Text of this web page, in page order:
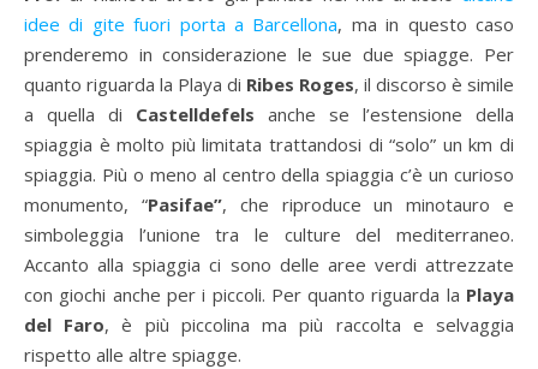
idee di gite fuori porta a Barcellona, ma in questo caso
prenderemo in considerazione le sue due spiagge. Per
quanto riguarda la Playa di Ribes Roges, il discorso è simile
a quella di Castelldefels anche se l’estensione della
spiaggia è molto più limitata trattandosi di “solo” un km di
spiaggia. Più o meno al centro della spiaggia c’è un curioso
monumento, “Pasifae”, che riproduce un minotauro e
simboleggia l’unione tra le culture del mediterraneo.
Accanto alla spiaggia ci sono delle aree verdi attrezzate
con giochi anche per i piccoli. Per quanto riguarda la Playa
del Faro, è più piccolina ma più raccolta e selvaggia
rispetto alle altre spiagge.